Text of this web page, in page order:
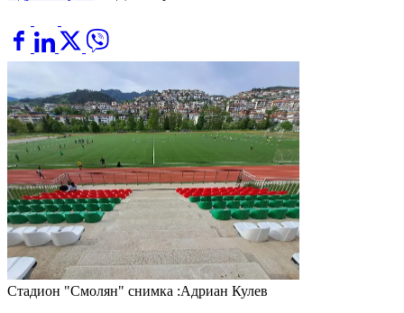
Стадион "Смолян" снимка :Адриан Кулев